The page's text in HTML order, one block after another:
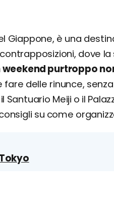
Giappone, è una
dove
weekend purtroppo
delle rinunce,
Santuario Meiji o il
su come